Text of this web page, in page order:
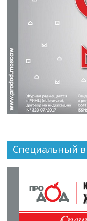
Специальный